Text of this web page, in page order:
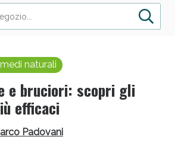
e bruciori: scopri gli
efficaci
naturali
Padovani
Piatta: Sconti fino al 55% validi